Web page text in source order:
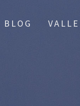
BLOG